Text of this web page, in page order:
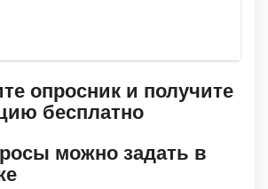
опросник и получите
бесплатно
можно задать в